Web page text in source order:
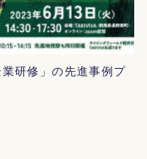
研修」の先進事例プ